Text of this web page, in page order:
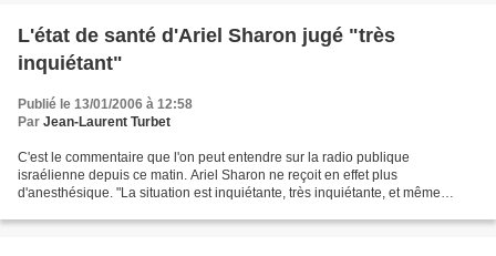
L'état de santé d'Ariel Sharon jugé "très
inquiétant"
Publié le 13/01/2006 à 12:58
Par Jean-Laurent Turbet
C'est le commentaire que l'on peut entendre sur la radio publique
israélienne depuis ce matin. Ariel Sharon ne reçoit en effet plus
d'anesthésique. "La situation est inquiétante, très inquiétante, et même